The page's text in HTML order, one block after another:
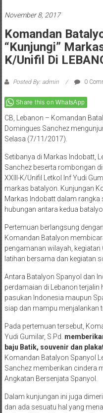
November 8, 2017
Komandan
“Kunjungi”
K/Unifil Di
Posted By: admin 0
Share this on WhatsApp
CB, Lebanon – Komandan
Domingues Sanchez
Selasa (7/11/2017).
Setibanya di Markas Indobatt,
Sanchez beserta rombongan
XXIII-K/Unifil Letkol Inf Yudi
markas batalyon. Kunjungan
Markas Indobatt dalam
hubungan antara kedua
Pertemuan berlangsung
Komandan Batalyon
pengamanan wilayah,
latihan bersama dan kegiatan
Antara Batalyon Spanyol dan
perdamaian di Lebanon
pasukan Indonesia maupun
siap dan mampu menjalankan
Pada pertemuan tersebut,
Yudi Gumilar, S.Pd.
baju Batik, souvenir dan
Komandan Batalyon Spanyol
Sanchez memberikan cindera
Angkatan Bersenjata Spanyol.
Dalam kunjungan ini juga
dan ada sesuatu hal yang